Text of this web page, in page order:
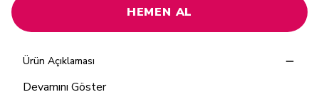
HEMEN AL
Ürün Açıklaması
Devamını Göster